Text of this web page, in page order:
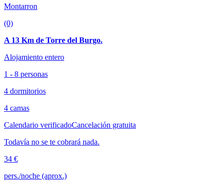
Montarron
(0)
A 13 Km de Torre del Burgo.
Alojamiento entero
1 - 8 personas
4 dormitorios
4 camas
Calendario verificadoCancelación gratuita
Todavía no se te cobrará nada.
34 €
pers./noche (aprox.)